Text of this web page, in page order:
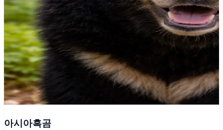
아시아흑곰